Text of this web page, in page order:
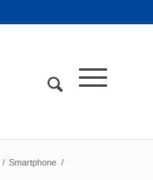
/ Smartphone /